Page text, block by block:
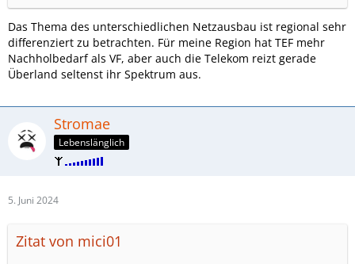
Das Thema des unterschiedlichen Netzausbau ist regional sehr
differenziert zu betrachten. Für meine Region hat TEF mehr
Nachholbedarf als VF, aber auch die Telekom reizt gerade
Überland seltenst ihr Spektrum aus.
Stromae
Lebenslänglich
5. Juni 2024
Zitat von mici01